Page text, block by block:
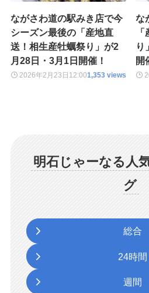
ながさわ道の駅みき店で今
シーズン最後の「産地直
送！相生産牡蠣祭り」が2
月28日・3月1日開催！
2026年2月23日 12:001,353 views
な
り
開
明石じゃーなる人
グ
総合
24時間
週間